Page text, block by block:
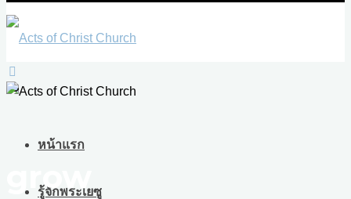
หน้าแรก
รู้จักพระเยซู
grow